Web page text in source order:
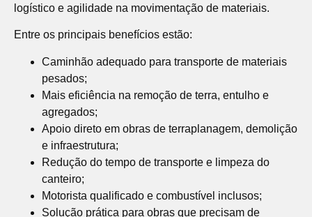
logístico e agilidade na movimentação de materiais.
Entre os principais benefícios estão:
Caminhão adequado para transporte de materiais
pesados;
Mais eficiência na remoção de terra, entulho e
agregados;
Apoio direto em obras de terraplanagem, demolição
e infraestrutura;
Redução do tempo de transporte e limpeza do
canteiro;
Motorista qualificado e combustível inclusos;
Solução prática para obras que precisam de